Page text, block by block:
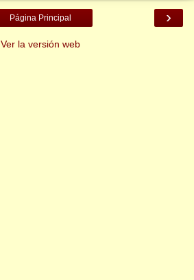
›
Página Principal
Ver la versión web